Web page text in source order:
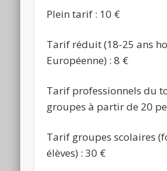
Plein tarif : 10 €
Tarif réduit (18-25 ans
Européenne) : 8 €
Tarif professionnels du
groupes à partir de 20
Tarif groupes scolaires
élèves) : 30 €